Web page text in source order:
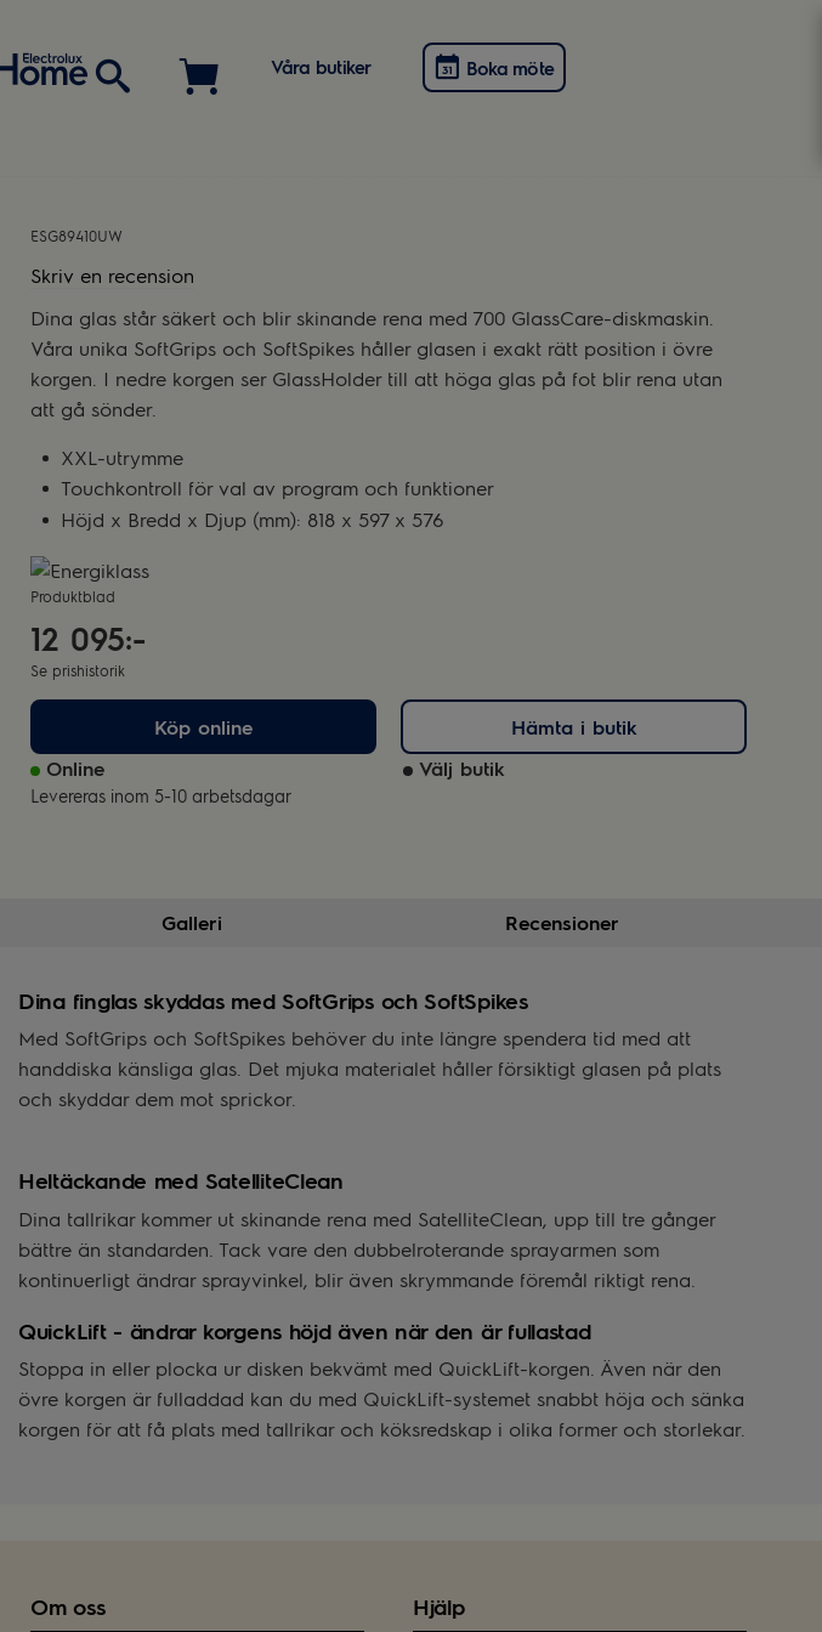
Våra butiker Boka möte
ESG89410UW
Skriv en recension
Dina glas står säkert och blir skinande rena med 700 GlassCare-diskmaskin.
Våra unika SoftGrips och SoftSpikes håller glasen i exakt rätt position i övre
korgen. I nedre korgen ser GlassHolder till att höga glas på fot blir rena utan
att gå sönder.
XXL-utrymme
Touchkontroll för val av program och funktioner
Höjd x Bredd x Djup (mm): 818 x 597 x 576
Produktblad
12 095:-
Se prishistorik
Köp online
Online
Levereras inom 5-10 arbetsdagar
Hämta i butik
Välj butik
Galleri Recensioner
Dina finglas skyddas med SoftGrips och SoftSpikes
Med SoftGrips och SoftSpikes behöver du inte längre spendera tid med att
handdiska känsliga glas. Det mjuka materialet håller försiktigt glasen på plats
och skyddar dem mot sprickor.
Heltäckande med SatelliteClean
Dina tallrikar kommer ut skinande rena med SatelliteClean, upp till tre gånger
bättre än standarden. Tack vare den dubbelroterande sprayarmen som
kontinuerligt ändrar sprayvinkel, blir även skrymmande föremål riktigt rena.
QuickLift - ändrar korgens höjd även när den är fullastad
Stoppa in eller plocka ur disken bekvämt med QuickLift-korgen. Även när den
övre korgen är fulladdad kan du med QuickLift-systemet snabbt höja och sänka
korgen för att få plats med tallrikar och köksredskap i olika former och storlekar.
Om oss Hjälp